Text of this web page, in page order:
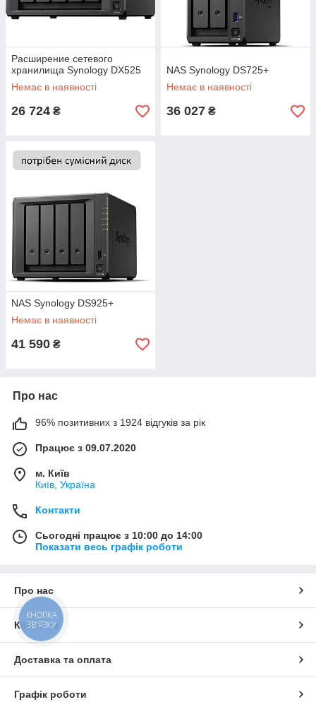
Расширение сетевого
хранилища Synology DX525
Немає в наявності
26 724 ₴
NAS Synology DS725+
Немає в наявності
36 027 ₴
NAS Synology DS925+
Немає в наявності
41 590 ₴
Про нас
96% позитивних з 1924 відгуків за рік
Працює з 09.07.2020
м. Київ
Київ, Україна
Контакти
Сьогодні працює з 10:00 до 14:00
Показати весь графік роботи
Про нас
Контакти
Доставка та оплата
Графік роботи
КНОПКА
ЗВ'ЯЗКУ